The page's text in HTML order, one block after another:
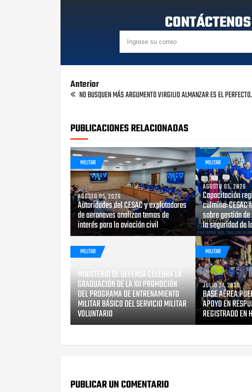
CONTÁCTENOS
Anterior
NO BUSQUEN MÁS ARGUMENTO VIRGILIO ALMANZAR ES EL PERFECTO.
PUBLICACIONES RELACIONADAS
MILITAR
AGOSTO 05, 2026
Autoridades del CESAC y explotadores
de aeronaves analizan temas de
interés para la aviación civil
MILITAR
AGOSTO 05, 2026
Capacitación
culmina:
sobre gestión
la seguridad de
MILITAR
MINISTERIO DE DEFENSA CELEBRA LA
GRADUACIÓN DE LA XII PROMOCIÓN
DEL PROGRAMA DE ENTRENAMIENTO
MILITAR BÁSICO DEL SERVICIO MILITAR
VOLUNTARIO
MILITAR
JULIO 27, 2026
BASE AÉREA
APOYO EN
REGISTRADO EN
PUBLICAR UN COMENTARIO